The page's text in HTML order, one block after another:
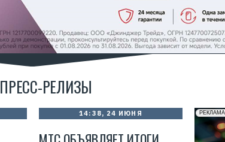
РЕЛИЗЫ
14:38, 24 ИЮНЯ